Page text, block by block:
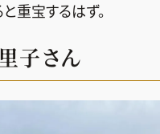
重宝するはず。
子さん